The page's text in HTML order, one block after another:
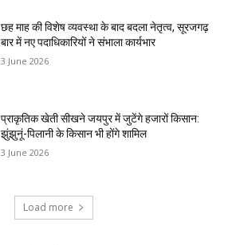
छह माह की विशेष व्यवस्था के बाद बदला नेतृत्व, सूरजगढ़
बार में नए पदाधिकारियों ने संभाला कार्यभार
3 June 2026
प्राकृतिक खेती सीखने जयपुर में जुटेंगे हजारों किसान:
झुंझुनूं-पिलानी के किसान भी होंगे शामिल
3 June 2026
Load more